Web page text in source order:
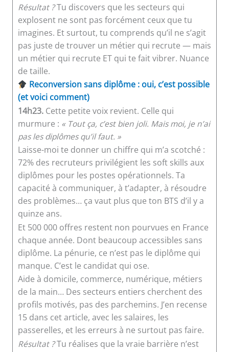
Résultat ?Tu discovers que les secteurs qui
explosent ne sont pas forcément ceux que tu
imagines. Et surtout, tu comprends qu’il ne s’agit
pas juste de trouver un métier qui recrute — mais
un métier qui recrute ET qui te fait vibrer. Nuance
de taille.
Reconversion sans diplôme : oui, c’est possible
(et voici comment)
14h23.Cette petite voix revient. Celle qui
murmure : « Tout ça, c’est bien joli. Mais moi, je n’ai
pas les diplômes qu’il faut. »
Laisse-moi te donner un chiffre qui m’a scotché :
72% des recruteurs privilégient les soft skills aux
diplômes pour les postes opérationnels. Ta
capacité à communiquer, à t’adapter, à résoudre
des problèmes… ça vaut plus que ton BTS d’il y a
quinze ans.
Et 500 000 offres restent non pourvues en France
chaque année. Dont beaucoup accessibles sans
diplôme. La pénurie, ce n’est pas le diplôme qui
manque. C’est le candidat qui ose.
Aide à domicile, commerce, numérique, métiers
de la main… Des secteurs entiers cherchent des
profils motivés, pas des parchemins. J’en recense
15 dans cet article, avec les salaires, les
passerelles, et les erreurs à ne surtout pas faire.
Résultat ?Tu réalises que la vraie barrière n’est